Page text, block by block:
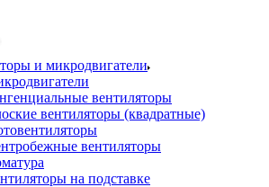
и микродвигатели
вентиляторы
вентиляторы (квадратные)
вентиляторы
на подставке